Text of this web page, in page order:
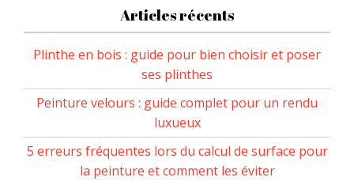
Articles récents
Plinthe en bois : guide pour bien choisir et poser
ses plinthes
Peinture velours : guide complet pour un rendu
luxueux
5 erreurs fréquentes lors du calcul de surface pour
la peinture et comment les éviter